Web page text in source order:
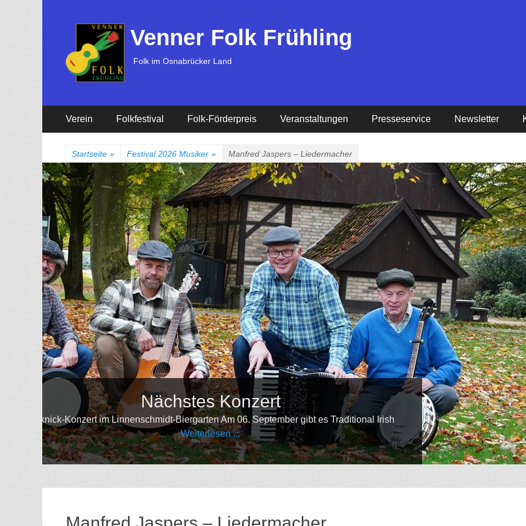
Venner Folk Frühling
Folk im Osnabrücker Land
Erstes
Menü
Verein Folkfestival Folk-Förderpreis Veranstaltungen Presseservice Newsletter
Startseite » Festival 2026 Musiker » Manfred Jaspers – Liedermacher
•••••••••••
Nächstes Konzert
Linnenschmidt-Biergarten Am 06. September gibt es Traditional Irish
Weiterlesen ...